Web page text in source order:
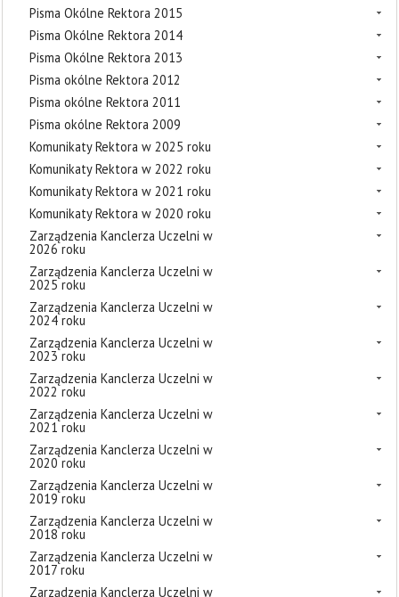
Pisma Okólne Rektora 2015
Pisma Okólne Rektora 2014
Pisma Okólne Rektora 2013
Pisma okólne Rektora 2012
Pisma okólne Rektora 2011
Pisma okólne Rektora 2009
Komunikaty Rektora w 2025 roku
Komunikaty Rektora w 2022 roku
Komunikaty Rektora w 2021 roku
Komunikaty Rektora w 2020 roku
Zarządzenia Kanclerza Uczelni w
2026 roku
Zarządzenia Kanclerza Uczelni w
2025 roku
Zarządzenia Kanclerza Uczelni w
2024 roku
Zarządzenia Kanclerza Uczelni w
2023 roku
Zarządzenia Kanclerza Uczelni w
2022 roku
Zarządzenia Kanclerza Uczelni w
2021 roku
Zarządzenia Kanclerza Uczelni w
2020 roku
Zarządzenia Kanclerza Uczelni w
2019 roku
Zarządzenia Kanclerza Uczelni w
2018 roku
Zarządzenia Kanclerza Uczelni w
2017 roku
Zarządzenia Kanclerza Uczelni w